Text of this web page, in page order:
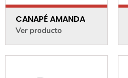
CANAPÉ AMANDA
Ver producto